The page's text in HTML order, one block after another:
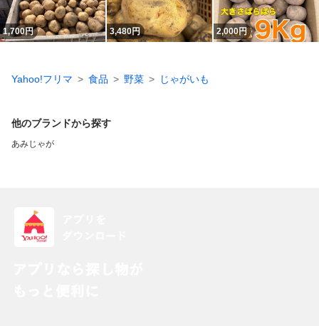
1,700円 3,480円 2,000円
Yahoo!フリマ 食品 野菜 じゃがいも
他のブランドから探す
あみじゃが